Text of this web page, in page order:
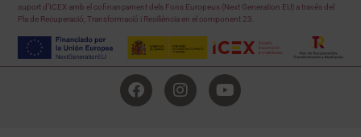
suport d’ICEX amb el cofinançament dels Fons Europeus (Next Generation EU) a través del
Pla de Recuperació, Transformació i Resiliència en el component 23.